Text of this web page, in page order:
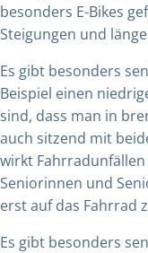
besonders E-Bikes
Steigungen und
Es gibt besonders
Beispiel einen
sind, dass man in
auch sitzend mit
wirkt
Seniorinnen und
erst auf das Fahrrad
Es gibt besonders